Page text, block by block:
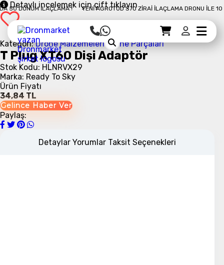
DÖNÜM İLAÇLAMA ! YENI AGROTOD S70 ZIRAI İLAÇLAMA DRONU İLE 10
Sepet
Sepet Detayı Ödemeye Geç
Detaylı incelemek için çift tıklayın
Kategori:Drone Malzemeleri Drone Parçaları
T Plug XT60 Dişi Adaptör
Stok Kodu: HLNRVX29
Marka: Ready To Sky
Ürün Fiyatı
34,84 TL
Gelince Haber Ver
Paylaş:
Detaylar Yorumlar Taksit Seçenekleri